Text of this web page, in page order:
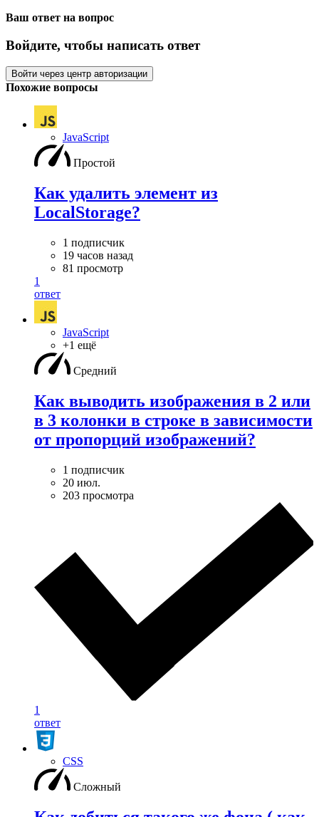
Ваш ответ на вопрос
Войдите, чтобы написать ответ
Войти через центр авторизации
Похожие вопросы
JavaScript
Простой
Как удалить элемент из
LocalStorage?
1 подписчик
19 часов назад
81 просмотр
1
ответ
JavaScript
+1 ещё
Средний
Как выводить изображения в 2 или
в 3 колонки в строке в зависимости
от пропорций изображений?
1 подписчик
20 июл.
203 просмотра
1
ответ
CSS
Сложный